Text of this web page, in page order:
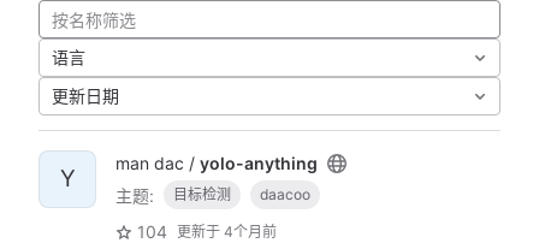
语言
更新日期
Y
man dac / yolo-anything
主题:
目标检测 daacoo
104 更新于 4个月前